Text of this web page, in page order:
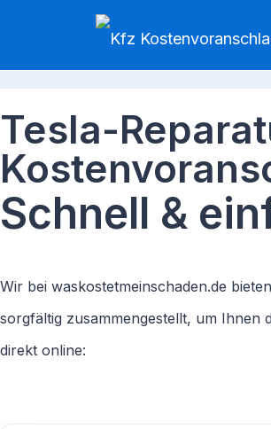
Tesla-
Schnell &
Wir bei waskostetmeinschaden.de
sorgfältig zusammengestellt, um Ihnen
direkt online: